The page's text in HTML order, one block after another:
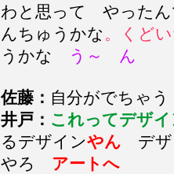
わと思って やった
んちゅうかな。くど
うかな う～ ん
佐藤： 自分がでちゃ
井戸： これってデザ
るデザインやん デザ
やろ アートへ